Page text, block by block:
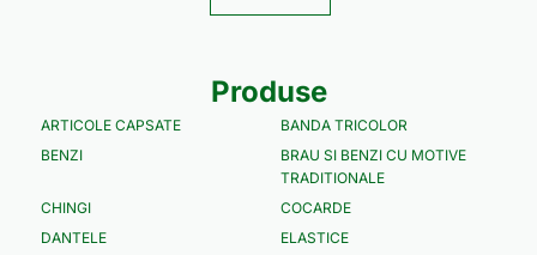
Produse
ARTICOLE CAPSATE
BANDA TRICOLOR
BENZI
BRAU SI BENZI CU MOTIVE
TRADITIONALE
CHINGI
COCARDE
DANTELE
ELASTICE